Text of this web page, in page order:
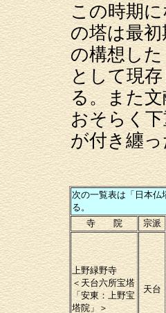
この時期
の塔は最
の構想し
として現
る。また
おそらく
が付き纏
次の一覧表は「日本仏
る。
寺 院
宗派
上野緑野寺
＜天台六所宝塔
「安東：上野宝
塔院」＞
天台